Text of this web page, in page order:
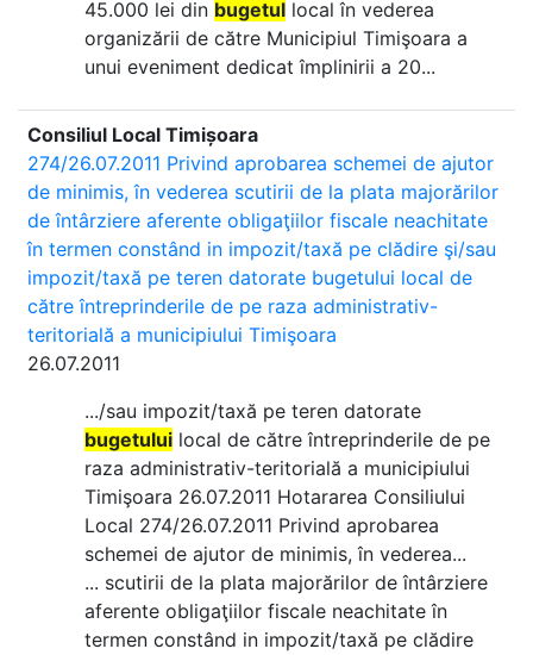
45.000 lei din bugetul local în vederea
organizării de către Municipiul Timişoara a
unui eveniment dedicat împlinirii a 20...
Consiliul Local Timișoara
274/26.07.2011 Privind aprobarea schemei de ajutor
de minimis, în vederea scutirii de la plata majorărilor
de întârziere aferente obligaţiilor fiscale neachitate
în termen constând in impozit/taxă pe clădire şi/sau
impozit/taxă pe teren datorate bugetului local de
către întreprinderile de pe raza administrativ-
teritorială a municipiului Timişoara
26.07.2011
.../sau impozit/taxă pe teren datorate
bugetului local de către întreprinderile de pe
raza administrativ-teritorială a municipiului
Timişoara 26.07.2011 Hotararea Consiliului
Local 274/26.07.2011 Privind aprobarea
schemei de ajutor de minimis, în vederea...
... scutirii de la plata majorărilor de întârziere
aferente obligaţiilor fiscale neachitate în
termen constând in impozit/taxă pe clădire